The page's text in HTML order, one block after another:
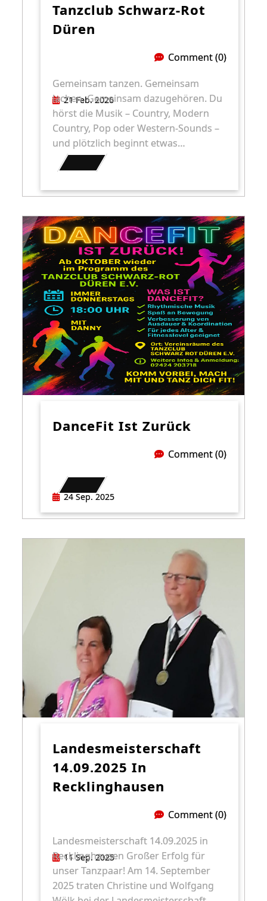
Tanzclub Schwarz-Rot
Düren
21 Feb. 2026
Comment (0)
Gemeinsam tanzen. Gemeinsam
lachen. Gemeinsam dazugehören. Du
hörst die Musik – Country, Modern
Country, Pop oder Western-Sounds –
und plötzlich beginnt etwas…
DanceFit Ist Zurück
24 Sep. 2025
Comment (0)
Landesmeisterschaft
14.09.2025 In
Recklinghausen
11 Sep. 2025
Comment (0)
Landesmeisterschaft 14.09.2025 in
Recklinghausen Großer Erfolg für
unser Tanzpaar! Am 14. September
2025 traten Christine und Wolfgang